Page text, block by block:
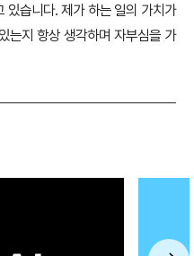
있습니다. 제가 하는 일의 가치가
는지 항상 생각하며 자부심을 가